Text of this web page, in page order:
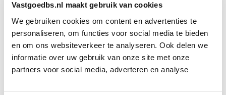
Vastgoedbs.nl maakt gebruik van cookies
We gebruiken cookies om content en advertenties te
personaliseren, om functies voor social media te bieden
en om ons websiteverkeer te analyseren. Ook delen we
informatie over uw gebruik van onze site met onze
partners voor social media, adverteren en analyse
in deze opleidingen:
Business Case voor Vastgoed- &
Projectontwikkeling
Start do